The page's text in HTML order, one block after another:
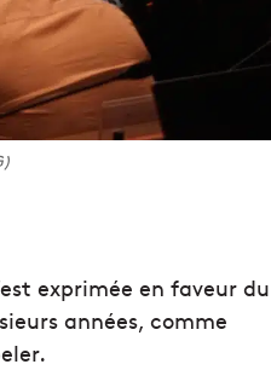
exprimée en faveur du
années, comme